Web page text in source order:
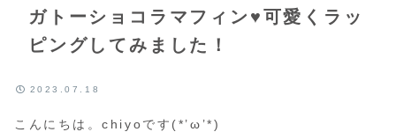
ガトーショコラマフィン♥可愛くラッ
ピングしてみました！
2023.07.18
こんにちは。chiyoです(*’ω’*)